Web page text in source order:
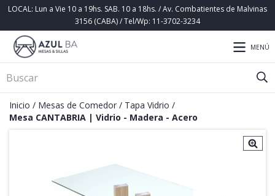
LOCAL: Lun a Vie 10 a 19hs. SAB. 10 a 18hs. / Av. Combatientes de Malvinas
3156 (CABA) / Tel/Wp: 11-3702-3234
MENÚ
Inicio / Mesas de Comedor / Tapa Vidrio /
Mesa CANTABRIA | Vidrio - Madera - Acero